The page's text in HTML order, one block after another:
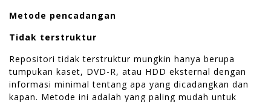
Metode pencadangan
Tidak terstruktur
Repositori tidak terstruktur mungkin hanya berupa
tumpukan kaset, DVD-R, atau HDD eksternal dengan
informasi minimal tentang apa yang dicadangkan dan
kapan. Metode ini adalah yang paling mudah untuk